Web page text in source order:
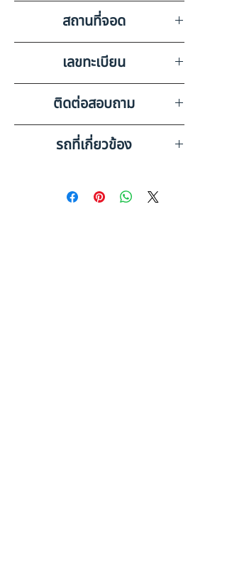
วิทยุ ลำโพง แบตเตอรี่ แอร์
สถานที่จอด
บริษัท สยามอินเตอร์การประมูล
จำกัด สมุทรปราการ
เลขทะเบียน
81-3204 พะเยา
ติดต่อสอบถาม
เบอร์ติดต่อฝ่ายขาย 098-253-
5968 หรือ 061-386-4375
รถที่เกี่ยวข้อง
HO51-6600059